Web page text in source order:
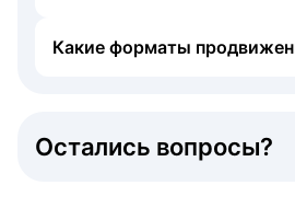
Какие форматы
Остались вопросы?